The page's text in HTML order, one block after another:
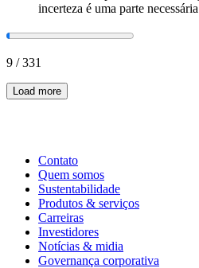
incerteza é uma parte
9 /331
Load more
Contato
Quem somos
Sustentabilidade
Produtos & serviços
Carreiras
Investidores
Notícias & midia
Governança corporativa